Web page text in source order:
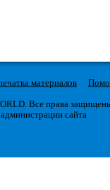
материалов
Все права
сайта